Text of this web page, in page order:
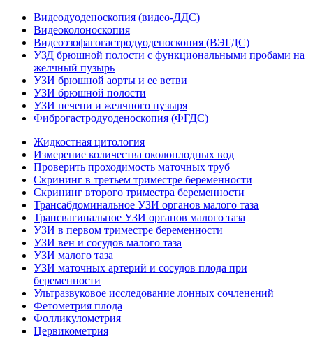
Видеодуоденоскопия (видео-ДДС)
Видеоколоноскопия
Видеоэзофагогастродуоденоскопия (ВЭГДС)
УЗД брюшной полости с функциональными пробами на
желчный пузырь
УЗИ брюшной аорты и ее ветви
УЗИ брюшной полости
УЗИ печени и желчного пузыря
Фиброгастродуоденоскопия (ФГДС)
Жидкостная цитология
Измерение количества околоплодных вод
Проверить проходимость маточных труб
Скрининг в третьем триместре беременности
Скрининг второго триместра беременности
Трансабдоминальное УЗИ органов малого таза
Трансвагинальное УЗИ органов малого таза
УЗИ в первом триместре беременности
УЗИ вен и сосудов малого таза
УЗИ малого таза
УЗИ маточных артерий и сосудов плода при
беременности
Ультразвуковое исследование лонных сочленений
Фетометрия плода
Фолликулометрия
Цервикометрия